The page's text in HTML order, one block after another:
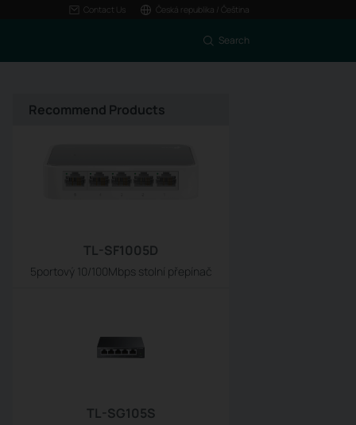
Contact Us Česká republika / Čeština
Search
Recommend Products
TL-SF1005D
5portový 10/100Mbps stolní přepínač
TL-SG105S